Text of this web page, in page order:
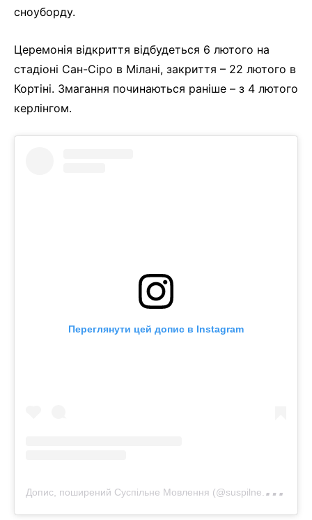
сноуборду.
Церемонія відкриття відбудеться 6 лютого на
стадіоні Сан-Сіро в Мілані, закриття – 22 лютого в
Кортіні. Змагання починаються раніше – з 4 лютого
керлінгом.
Переглянути цей допис в Instagram
Д
опис, поширений Суспільне Мовлення (@suspilne.media)